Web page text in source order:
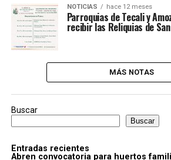
NOTICIAS hace 12 meses
Parroquias de Tecali y
recibir las Reliquias de
MÁS NOTAS
Buscar
Buscar
Entradas recientes
Abren convocatoria para huertos